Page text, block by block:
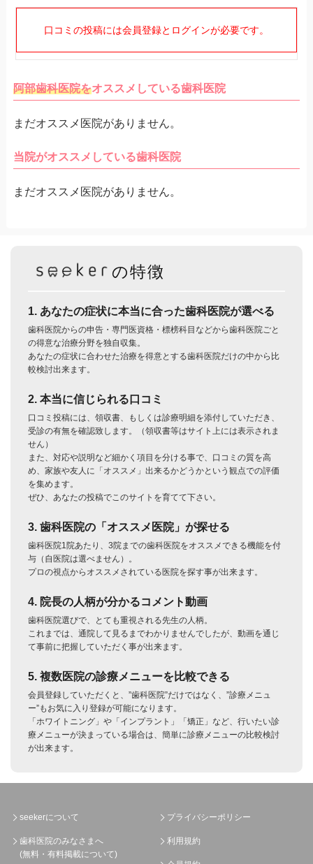
口コミの投稿には会員登録とログインが必要です。
阿部歯科医院をオススメしている歯科医院
まだオススメ医院がありません。
当院がオススメしている歯科医院
まだオススメ医院がありません。
の特徴
1. あなたの症状に本当に合った歯科医院が選べる
歯科医院からの申告・専門医資格・標榜科目などから歯科医院ごと
の得意な治療分野を独自収集。
あなたの症状に合わせた治療を得意とする歯科医院だけの中から比
較検討出来ます。
2. 本当に信じられる口コミ
口コミ投稿には、領収書、もしくは診療明細を添付していただき、
受診の有無を確認致します。（領収書等はサイト上には表示されま
せん）
また、対応や説明など細かく項目を分ける事で、口コミの質を高
め、家族や友人に「オススメ」出来るかどうかという観点での評価
を集めます。
ぜひ、あなたの投稿でこのサイトを育てて下さい。
3. 歯科医院の「オススメ医院」が探せる
歯科医院1院あたり、3院までの歯科医院をオススメできる機能を付
与（自医院は選べません）。
プロの視点からオススメされている医院を探す事が出来ます。
4. 院長の人柄が分かるコメント動画
歯科医院選びで、とても重視される先生の人柄。
これまでは、通院して見るまでわかりませんでしたが、動画を通じ
て事前に把握していただく事が出来ます。
5. 複数医院の診療メニューを比較できる
会員登録していただくと、”歯科医院”だけではなく、”診療メニュ
ー”もお気に入り登録が可能になります。
「ホワイトニング」や「インプラント」「矯正」など、行いたい診
療メニューが決まっている場合は、簡単に診療メニューの比較検討
が出来ます。
seekerについて
歯科医院のみなさまへ
(無料・有料掲載について)
プライバシーポリシー
利用規約